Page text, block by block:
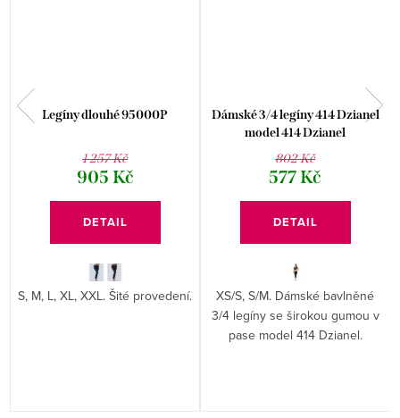
Legíny dlouhé 95000P
1 257 Kč
905 Kč
DETAIL
S, M, L, XL, XXL. Šité provedení.
Dámské 3/4 legíny 414 Dzianel
model 414 Dzianel
802 Kč
577 Kč
DETAIL
XS/S, S/M. Dámské bavlněné
3/4 legíny se širokou gumou v
pase model 414 Dzianel.